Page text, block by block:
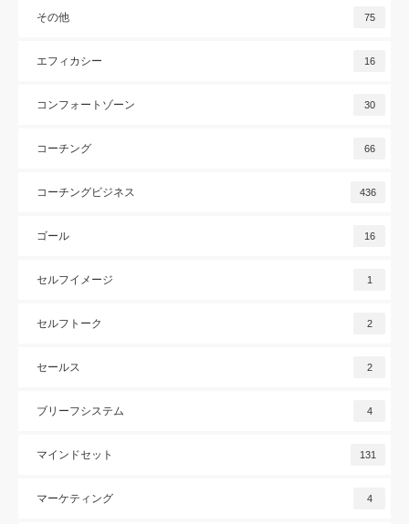
その他 75
エフィカシー 16
コンフォートゾーン 30
コーチング 66
コーチングビジネス 436
ゴール 16
セルフイメージ 1
セルフトーク 2
セールス 2
ブリーフシステム 4
マインドセット 131
マーケティング 4